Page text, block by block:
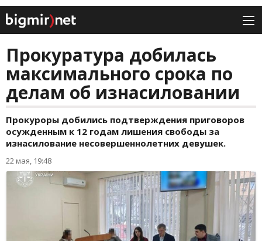
Прокуратура добилась
максимального срока по
делам об изнасиловании
Прокуроры добились подтверждения приговоров
осужденным к 12 годам лишения свободы за
изнасилование несовершеннолетних девушек.
22 мая, 19:48